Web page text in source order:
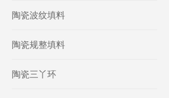
陶瓷波纹填料
陶瓷规整填料
陶瓷三丫环